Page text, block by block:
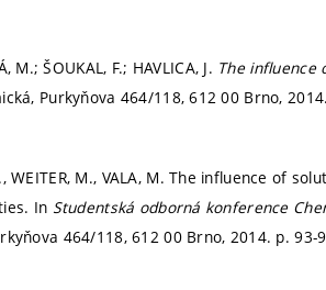
M.; ŠOUKAL, F.; HAVLICA, J. The influence
Purkyňova 464/118, 612 00 Brno, 2014.
WEITER, M., VALA, M. The influence of
In Studentská odborná konference
464/118, 612 00 Brno, 2014. p. 93-